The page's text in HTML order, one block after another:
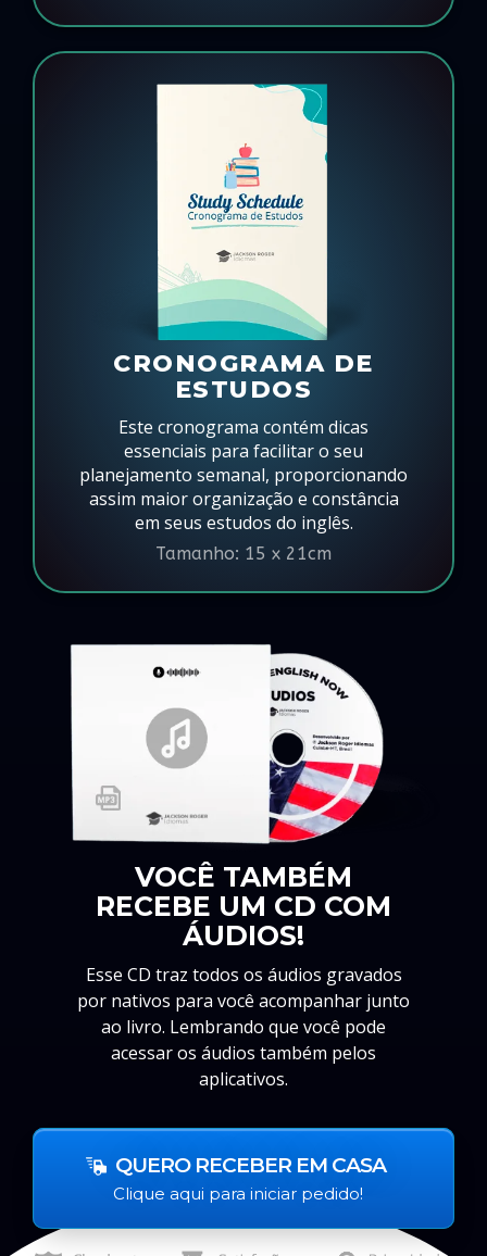
CRONOGRAMA DE
ESTUDOS
Este cronograma contém dicas
essenciais para facilitar o seu
planejamento semanal, proporcionando
assim maior organização e constância
em seus estudos do inglês.
Tamanho: 15 x 21cm
VOCÊ TAMBÉM
RECEBE UM CD COM
ÁUDIOS!
Esse CD traz todos os áudios gravados
por nativos para você acompanhar junto
ao livro. Lembrando que você pode
acessar os áudios também pelos
aplicativos.
QUERO RECEBER EM CASA
Clique aqui para iniciar pedido!